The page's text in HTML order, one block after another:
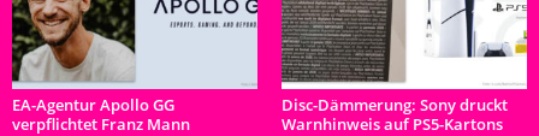
EA-Agentur Apollo GG
verpflichtet Franz Mann
Disc-Dämmerung: Sony druckt
Warnhinweis auf PS5-Kartons